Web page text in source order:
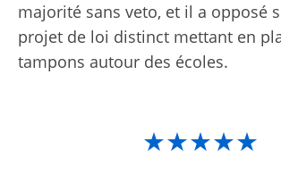
majorité sans veto, et il a opposé
projet de loi distinct mettant en
tampons autour des écoles.
★★★★★